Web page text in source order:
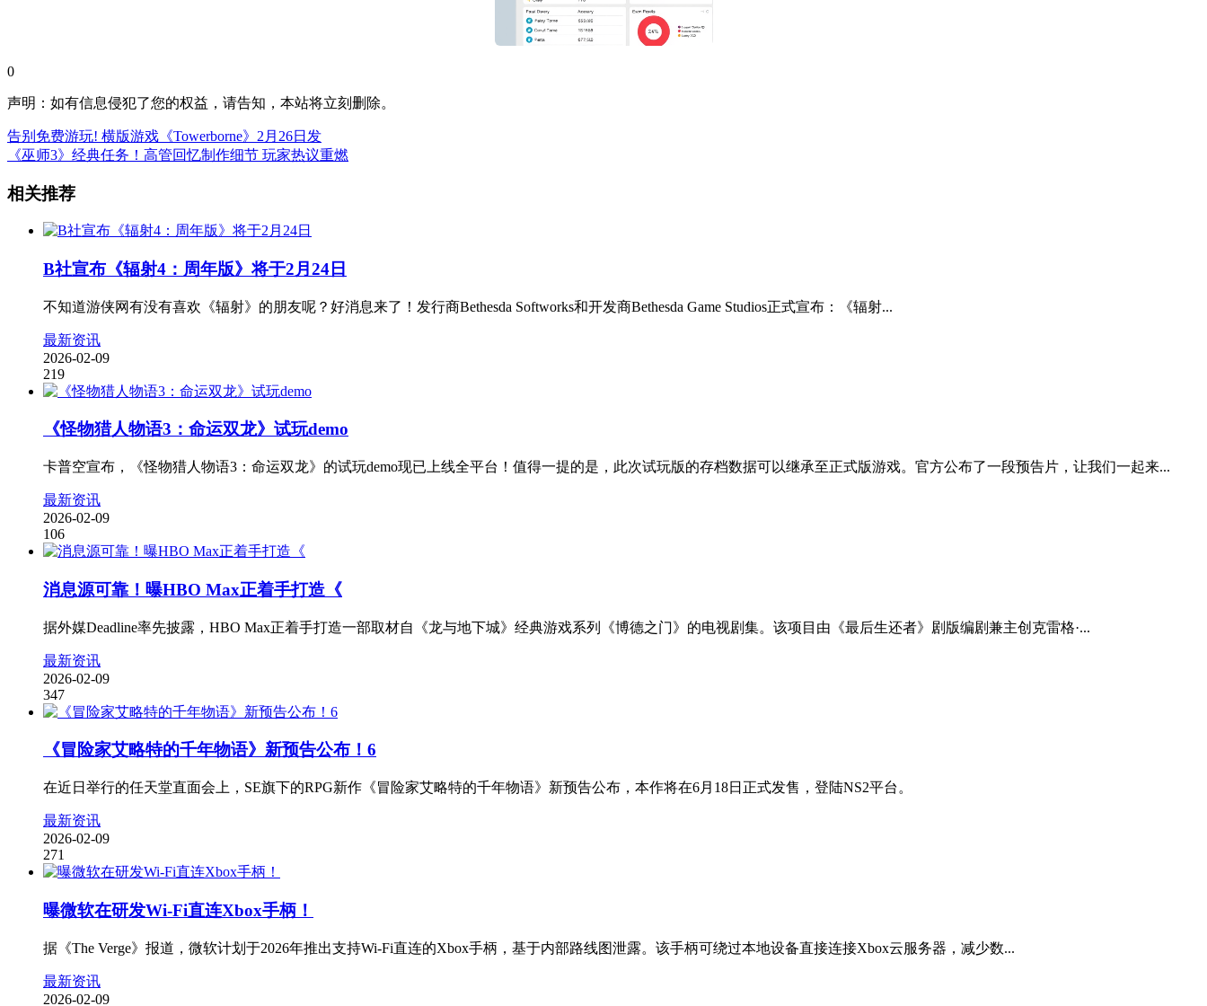
0
声明：如有信息侵犯了您的权益，请告知，本站将立刻删除。
告别免费游玩! 横版游戏《Towerborne》2月26日发
《巫师3》经典任务！高管回忆制作细节 玩家热议重燃
相关推荐
B社宣布《辐射4：周年版》将于2月24日
不知道游侠网有没有喜欢《辐射》的朋友呢？好消息来了！发行商Bethesda Softworks和开发商Bethesda Game Studios正式宣布：《辐射...
最新资讯
2026-02-09
219
《怪物猎人物语3：命运双龙》试玩demo
卡普空宣布，《怪物猎人物语3：命运双龙》的试玩demo现已上线全平台！值得一提的是，此次试玩版的存档数据可以继承至正式版游戏。官方公布了一段预告片，让我们一起来...
最新资讯
2026-02-09
106
消息源可靠！曝HBO Max正着手打造《
据外媒Deadline率先披露，HBO Max正着手打造一部取材自《龙与地下城》经典游戏系列《博德之门》的电视剧集。该项目由《最后生还者》剧版编剧兼主创克雷格·...
最新资讯
2026-02-09
347
《冒险家艾略特的千年物语》新预告公布！6
在近日举行的任天堂直面会上，SE旗下的RPG新作《冒险家艾略特的千年物语》新预告公布，本作将在6月18日正式发售，登陆NS2平台。
最新资讯
2026-02-09
271
曝微软在研发Wi-Fi直连Xbox手柄！
据《The Verge》报道，微软计划于2026年推出支持Wi-Fi直连的Xbox手柄，基于内部路线图泄露。该手柄可绕过本地设备直接连接Xbox云服务器，减少数...
最新资讯
2026-02-09